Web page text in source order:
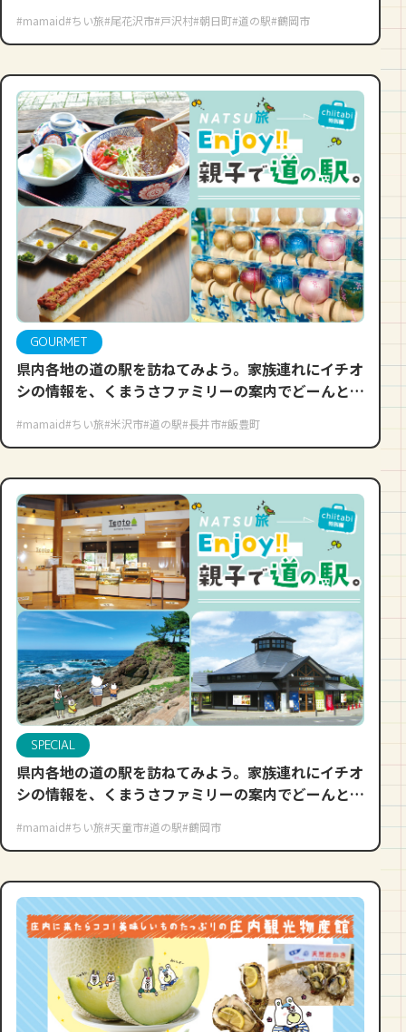
#mamaid#ちい旅#尾花沢市#戸沢村#朝日町#道の駅#鶴岡市
GOURMET
県内各地の道の駅を訪ねてみよう。家族連れにイチオ
シの情報を、くまうさファミリーの案内でどーんとご
#mamaid#ちい旅#米沢市#道の駅#長井市#飯豊町
SPECIAL
県内各地の道の駅を訪ねてみよう。家族連れにイチオ
シの情報を、くまうさファミリーの案内でどーんとご
#mamaid#ちい旅#天童市#道の駅#鶴岡市